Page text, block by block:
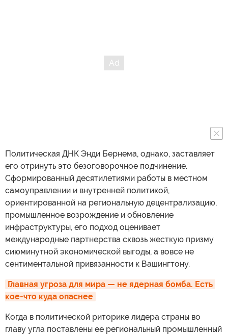
Политическая ДНК Энди Бернема, однако, заставляет
его отринуть это безоговорочное подчинение.
Сформированный десятилетиями работы в местном
самоуправлении и внутренней политикой,
ориентированной на региональную децентрализацию,
промышленное возрождение и обновление
инфраструктуры, его подход оценивает
международные партнерства сквозь жесткую призму
сиюминутной экономической выгоды, а вовсе не
сентиментальной привязанности к Вашингтону.
Главная угроза для мира — не ядерная бомба. Есть
кое-что куда опаснее
Когда в политической риторике лидера страны во
главу угла поставлены ее региональный промышленный